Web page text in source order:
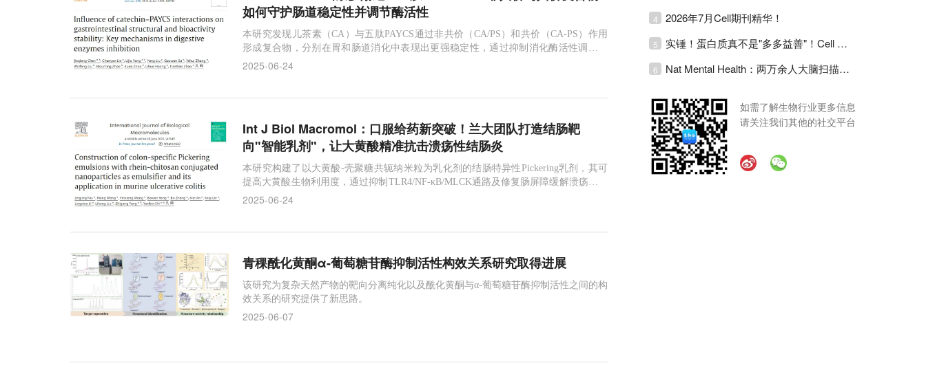
如何守护肠道稳定性并调节酶活性
本研究发现儿茶素（CA）与五肽PAYCS通过非共价（CA/PS）和共价（CA-PS）作用
形成复合物，分别在胃和肠道消化中表现出更强稳定性，通过抑制消化酶活性调节肽
的消化和功能活性。
2025-06-24
Int J Biol Macromol：口服给药新突破！兰大团队打造结肠靶
向"智能乳剂"，让大黄酸精准抗击溃疡性结肠炎
本研究构建了以大黄酸-壳聚糖共轭纳米粒为乳化剂的结肠特异性Pickering乳剂，其可
提高大黄酸生物利用度，通过抑制TLR4/NF-κB/MLCK通路及修复肠屏障缓解溃疡性结
肠炎，且减少肠道营养流失。
2025-06-24
青稞酰化黄酮α-葡萄糖苷酶抑制活性构效关系研究取得进展
该研究为复杂天然产物的靶向分离纯化以及酰化黄酮与α-葡萄糖苷酶抑制活性之间的构
效关系的研究提供了新思路。
2025-06-07
4 2026年7月Cell期刊精华！
5 实锤！蛋白质真不是"多多益善"！Cell Press Blue：适度限蛋白，反而拉长健康寿命！
6 Nat Mental Health：两万余人大脑扫描刷新抑郁脑科学认知！抑郁不只是情绪病，视觉、运动脑区同步受损！
如需了解生物行业更多信息
请关注我们其他的社交平台